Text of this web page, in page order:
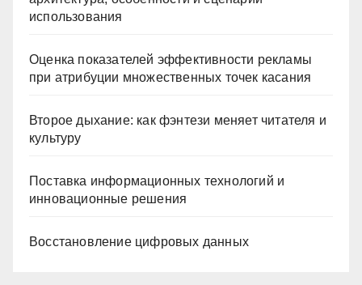
использования
Оценка показателей эффективности рекламы
при атрибуции множественных точек касания
Второе дыхание: как фэнтези меняет читателя и
культуру
Поставка информационных технологий и
инновационные решения
Восстановление цифровых данных